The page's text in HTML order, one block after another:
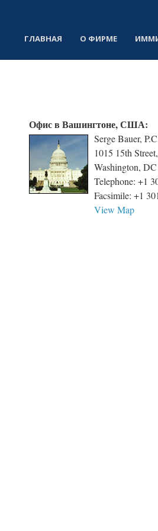
ГЛАВНАЯ О ФИРМЕ
Офис в Вашингтоне, США:
Serge Bauer,
1015 15th
Washington,
Telephone: +1
Facsimile: +1
View Map